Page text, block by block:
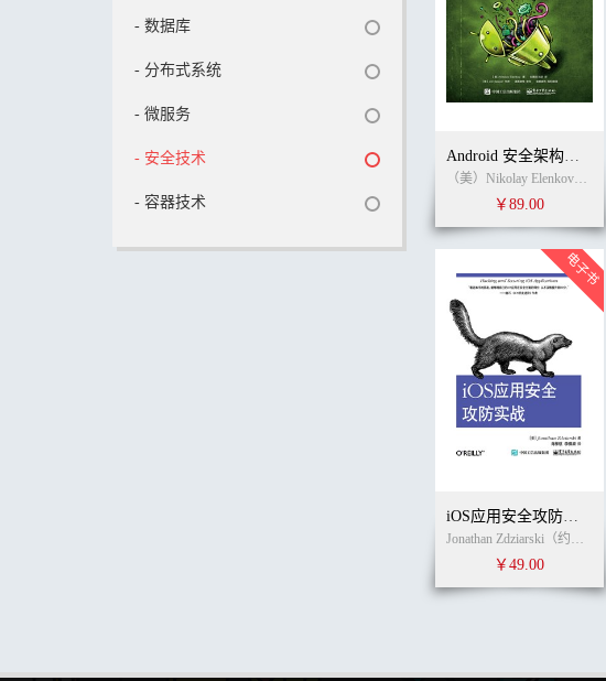
- 数据库
- 分布式系统
- 微服务
- 安全技术
- 容器技术
Android 安全架构深究
（美）Nikolay Elenkov（尼古拉 埃伦科夫 ） (作者)
￥89.00
iOS应用安全攻防实战
Jonathan Zdziarski（约翰坦.斯的扎斯克） (作者)
￥49.00